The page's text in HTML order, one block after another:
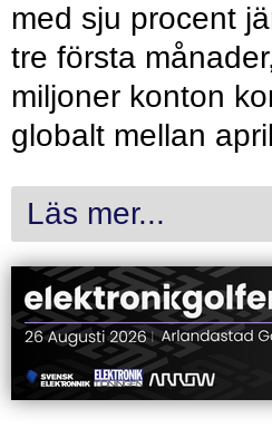
med sju procent
tre första
miljoner konton
globalt mellan
Läs mer...